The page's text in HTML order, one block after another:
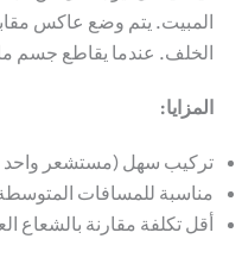
المبيت. يتم وضع عاكس
الخلف. عندما يقاطع جسم
المزايا:
تركيب سهل (مستشعر
مناسبة للمسافات
أقل تكلفة مقارنة بالشعاع